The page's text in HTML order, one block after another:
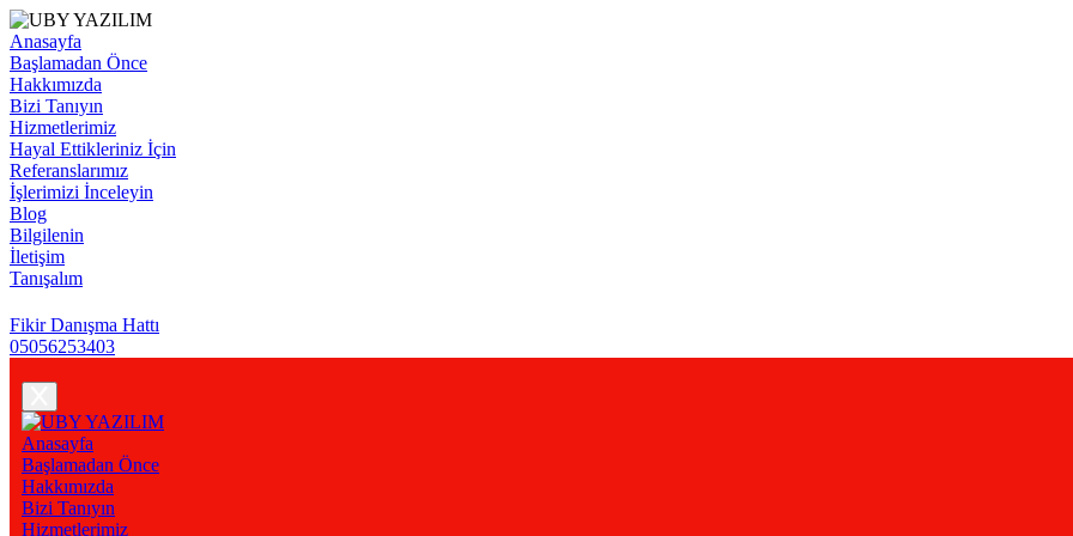
Anasayfa
Başlamadan Önce
Hakkımızda
Bizi Tanıyın
Hizmetlerimiz
Hayal Ettikleriniz İçin
Referanslarımız
İşlerimizi İnceleyin
Blog
Bilgilenin
İletişim
Tanışalım
Fikir Danışma Hattı
05056253403
Anasayfa
Başlamadan Önce
Hakkımızda
Bizi Tanıyın
Hizmetlerimiz